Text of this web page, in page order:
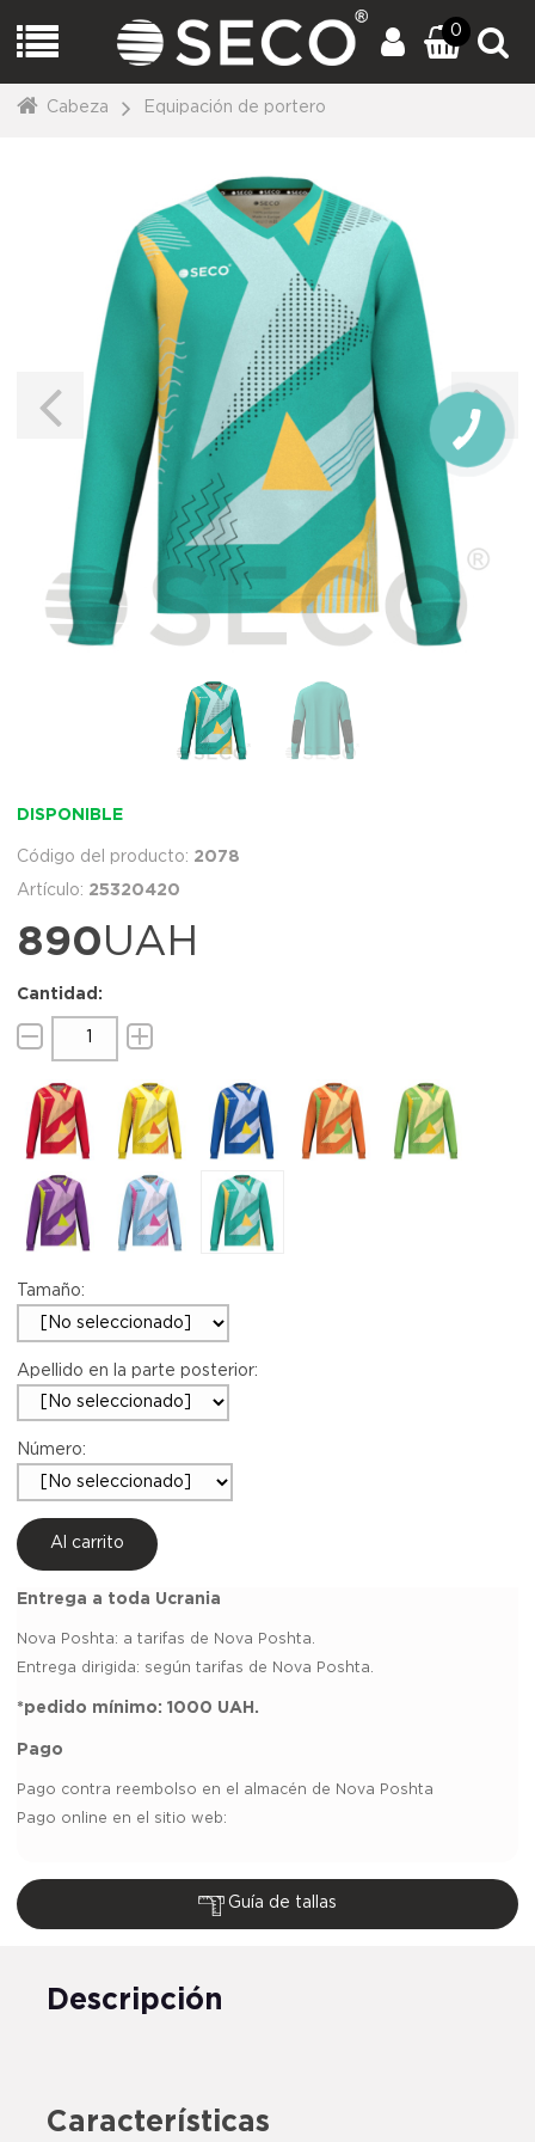
0
Cabeza Equipación de portero
DISPONIBLE
2078
25320420
890UAH
Tamaño:
Apellido en la parte posterior:
Número:
Al carrito
Entrega a toda Ucrania
Nova Poshta: a tarifas de Nova Poshta.
Entrega dirigida: según tarifas de Nova Poshta.
*pedido mínimo: 1000 UAH.
Pago
Pago contra reembolso en el almacén de Nova Poshta
Pago online en el sitio web:
Guía de tallas
Descripción
Características